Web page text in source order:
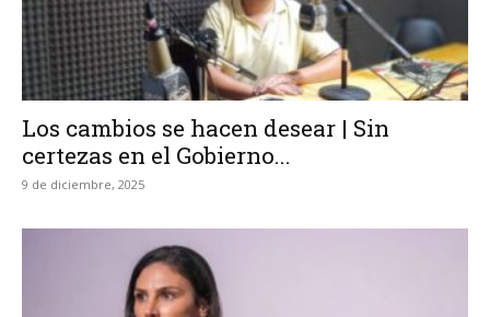
Los cambios se hacen desear | Sin
certezas en el Gobierno...
9 de diciembre, 2025